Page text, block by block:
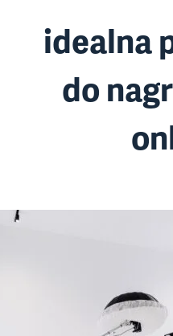
idealna
do